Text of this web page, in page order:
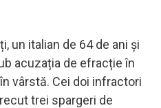
un italian de 64 de ani și
acuzația de efracție în
vârstă. Cei doi infractori
trei spargeri de